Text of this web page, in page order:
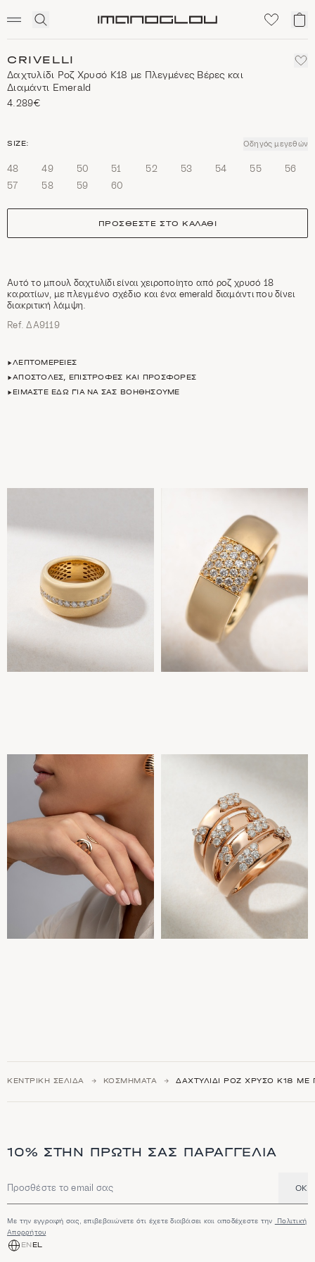
Click
search
Το
CRIVELLI
Δαχτυλίδι Ροζ Χρυσό Κ18 με Πλεγμένες Βέρες και
Διαμάντι Emerald
4.289€
size
SIZE: Οδηγός μεγεθών
48 49 50 51 52 53 54 55
56
57
58 59 60
ΠΡΟΣΘΈΣΤΕ ΣΤΟ ΚΑΛΆΘΙ
Αυτό το μπουλ δαχτυλίδι είναι χειροποίητο από ροζ χρυσό 18
καρατίων, με πλεγμένο σχέδιο και ένα emerald διαμάντι που δίνει
διακριτική λάμψη.
Ref. ΔΑ9119
ΛΕΠΤΟΜΈΡΕΙΕΣ
ΑΠΟΣΤΟΛΈΣ, ΕΠΙΣΤΡΟΦΈΣ ΚΑΙ ΠΡΟΣΦΟΡΈΣ
ΕΊΜΑΣΤΕ ΕΔΏ ΓΙΑ ΝΑ ΣΑΣ ΒΟΗΘΉΣΟΥΜΕ
ΚΕΝΤΡΙΚΉ ΣΕΛΊΔΑ ΚΟΣΜΉΜΑΤΑ ΔΑΧΤΥΛΊΔΙ ΡΟΖ ΧΡΥΣΌ Κ18 ΜΕ
10% ΣΤΗΝ ΠΡΏΤΗ ΣΑΣ ΠΑΡΑΓΓΕΛΊΑ
Διεύθυνση email OK
Με την εγγραφή σας, επιβεβαιώνετε ότι έχετε διαβάσει και αποδέχεστε την
Πολιτική
Απορρήτου
EN EL